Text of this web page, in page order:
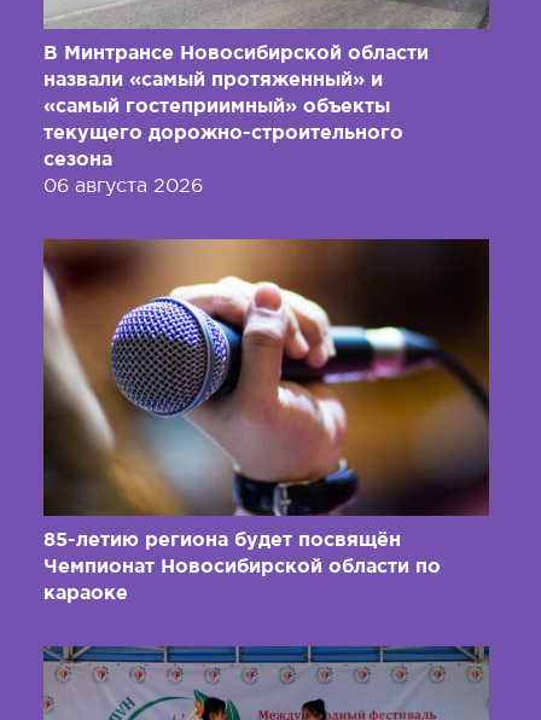
В Минтрансе Новосибирской области
назвали «самый протяженный» и
«самый гостеприимный» объекты
текущего дорожно-строительного
сезона
06 августа 2026
85-летию региона будет посвящён
Чемпионат Новосибирской области по
караоке